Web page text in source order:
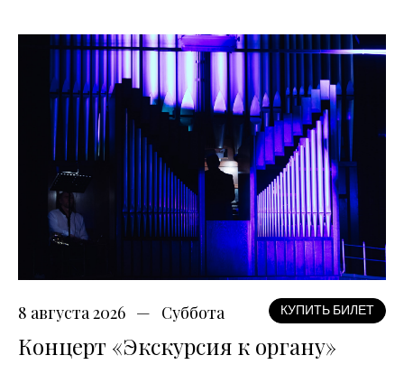
8 августа 2026 Суббота КУПИТЬ БИЛЕТ
Концерт «Экскурсия к органу»